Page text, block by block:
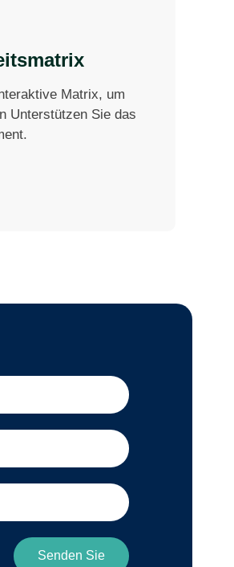
Matrix, um
Unterstützen Sie das
Senden Sie